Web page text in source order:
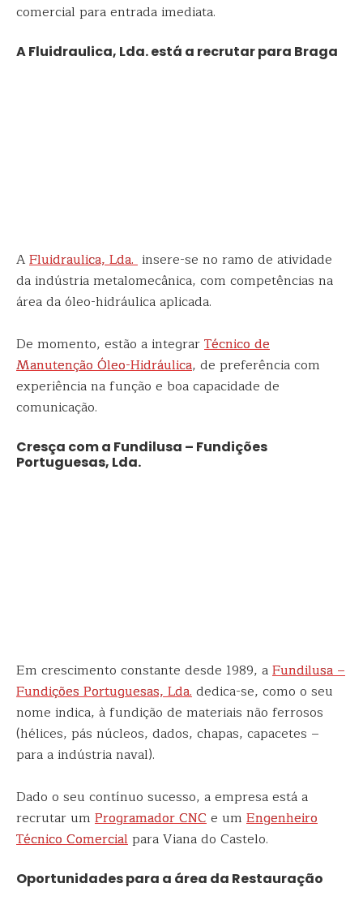
comercial para entrada imediata.
A Fluidraulica, Lda. está a recrutar para Braga
AFluidraulica, Lda.insere-se no ramo de atividade
da indústria metalomecânica, com competências na
área da óleo-hidráulica aplicada.
De momento, estão a integrarTécnico de
Manutenção Óleo-Hidráulica, de preferência com
experiência na função e boa capacidade de
comunicação.
Cresça com a Fundilusa – Fundições
Portuguesas, Lda.
Em crescimento constante desde 1989, aFundilusa –
Fundições Portuguesas, Lda.dedica-se, como o seu
nome indica, à fundição de materiais não ferrosos
(hélices, pás núcleos, dados, chapas, capacetes –
para a indústria naval).
Dado o seu contínuo sucesso, a empresa está a
recrutar um Programador CNCe um Engenheiro
Técnico Comercialpara Viana do Castelo.
Oportunidades para a área da Restauração